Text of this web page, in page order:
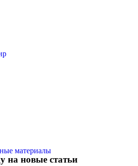
материалы
на новые статьи